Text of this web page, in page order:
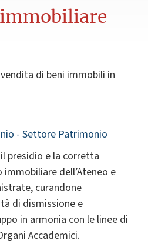
di beni immobili in
- Settore Patrimonio
presidio e la corretta
dell’Ateneo e
curandone
di dismissione e
in armonia con le linee di
Accademici.